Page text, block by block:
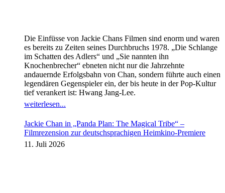
Die Einfüsse von Jackie Chans Filmen sind enorm und waren
es bereits zu Zeiten seines Durchbruchs 1978. „Die Schlange
im Schatten des Adlers“ und „Sie nannten ihn
Knochenbrecher“ ebneten nicht nur die Jahrzehnte
andauernde Erfolgsbahn von Chan, sondern führte auch einen
legendären Gegenspieler ein, der bis heute in der Pop-Kultur
tief verankert ist: Hwang Jang-Lee.
weiterlesen...
Jackie Chan in „Panda Plan: The Magical Tribe“ –
Filmrezension zur deutschsprachigen Heimkino-Premiere
11. Juli 2026